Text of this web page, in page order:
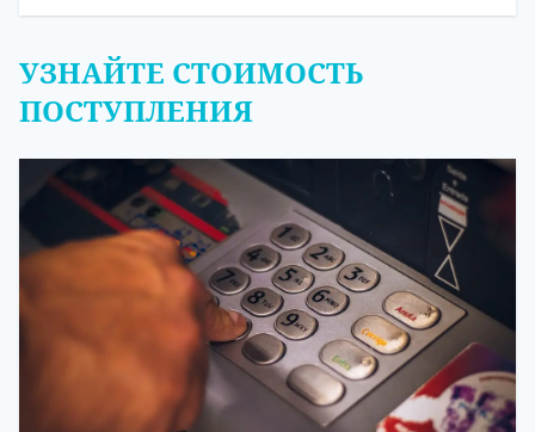
УЗНАЙТЕ СТОИМОСТЬ
ПОСТУПЛЕНИЯ